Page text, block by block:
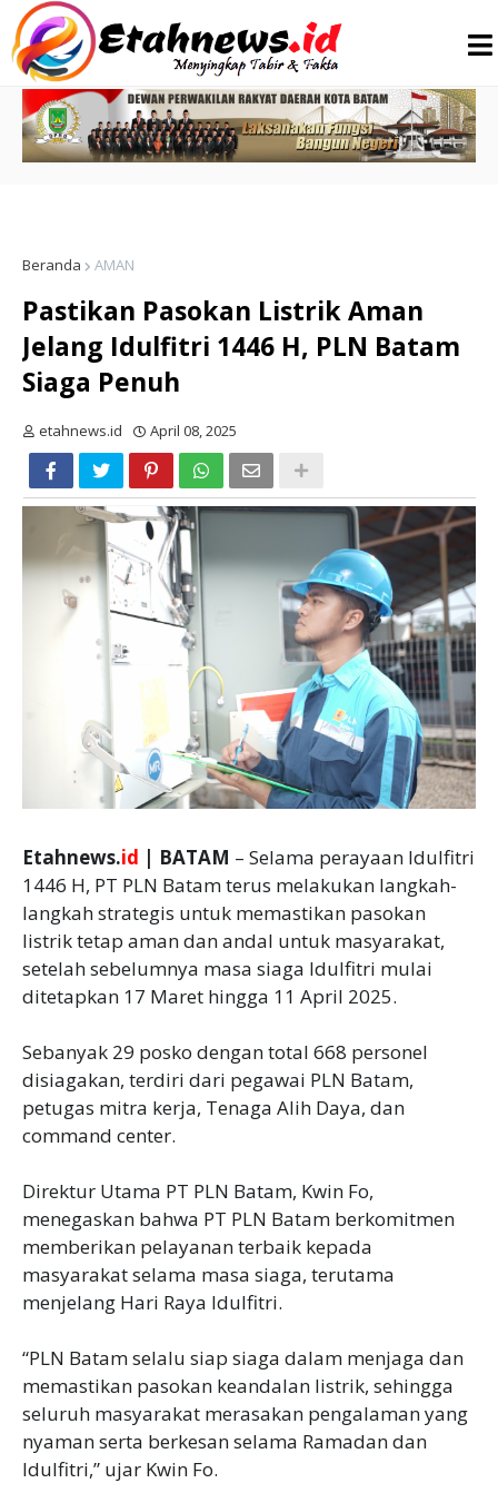
Beranda AMAN
Pastikan Pasokan Listrik Aman
Jelang Idulfitri 1446 H, PLN Batam
Siaga Penuh
etahnews.id April 08, 2025
Etahnews.id | BATAM – Selama perayaan Idulfitri
1446 H, PT PLN Batam terus melakukan langkah-
langkah strategis untuk memastikan pasokan
listrik tetap aman dan andal untuk masyarakat,
setelah sebelumnya masa siaga Idulfitri mulai
ditetapkan 17 Maret hingga 11 April 2025.
Sebanyak 29 posko dengan total 668 personel
disiagakan, terdiri dari pegawai PLN Batam,
petugas mitra kerja, Tenaga Alih Daya, dan
command center.
Direktur Utama PT PLN Batam, Kwin Fo,
menegaskan bahwa PT PLN Batam berkomitmen
memberikan pelayanan terbaik kepada
masyarakat selama masa siaga, terutama
menjelang Hari Raya Idulfitri.
“PLN Batam selalu siap siaga dalam menjaga dan
memastikan pasokan keandalan listrik, sehingga
seluruh masyarakat merasakan pengalaman yang
nyaman serta berkesan selama Ramadan dan
Idulfitri,” ujar Kwin Fo.